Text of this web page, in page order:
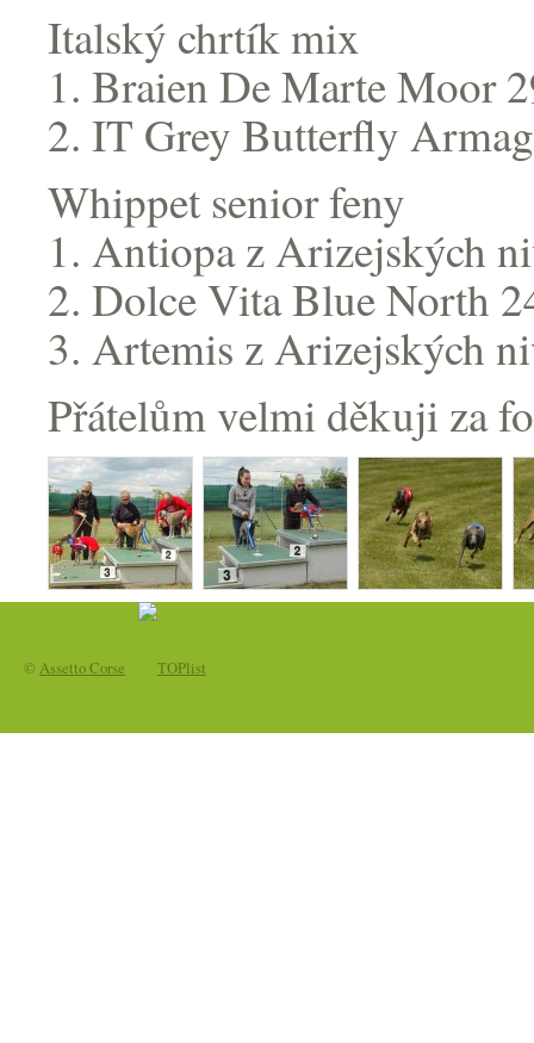
Italský chrtík mix
1. Braien De Marte Moor
2. IT Grey Butterfly
Whippet senior feny
1. Antiopa z Arizejských
2. Dolce Vita Blue North
3. Artemis z Arizejských
Přátelům velmi děkuji za
© Assetto Corse